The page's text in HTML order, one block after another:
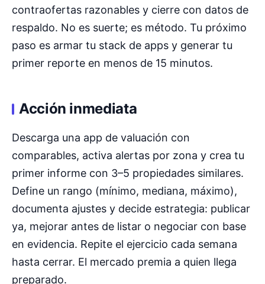
contraofertas razonables y cierre con datos de
respaldo. No es suerte; es método. Tu próximo
paso es armar tu stack de apps y generar tu
primer reporte en menos de 15 minutos.
Acción inmediata
Descarga una app de valuación con
comparables, activa alertas por zona y crea tu
primer informe con 3–5 propiedades similares.
Define un rango (mínimo, mediana, máximo),
documenta ajustes y decide estrategia: publicar
ya, mejorar antes de listar o negociar con base
en evidencia. Repite el ejercicio cada semana
hasta cerrar. El mercado premia a quien llega
preparado.